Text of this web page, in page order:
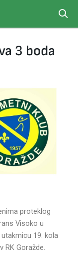
3 boda
proteklog
Visoko u
19. kola
RK Goražde.